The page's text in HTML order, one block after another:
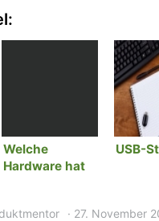
Welche
Hardware hat
USB-
27. November